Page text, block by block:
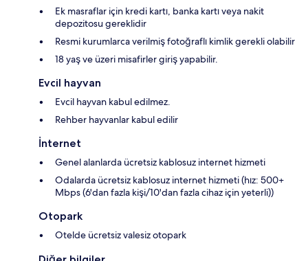
Ek masraflar için kredi kartı, banka kartı veya nakit
depozitosu gereklidir
Resmi kurumlarca verilmiş fotoğraflı kimlik gerekli olabilir
18 yaş ve üzeri misafirler giriş yapabilir.
Evcil hayvan
Evcil hayvan kabul edilmez.
Rehber hayvanlar kabul edilir
İnternet
Genel alanlarda ücretsiz kablosuz internet hizmeti
Odalarda ücretsiz kablosuz internet hizmeti (hız: 500+
Mbps (6'dan fazla kişi/10'dan fazla cihaz için yeterli))
Otopark
Otelde ücretsiz valesiz otopark